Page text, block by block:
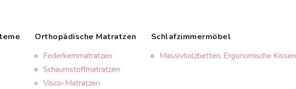
Orthopädische Matratzen
Federkernmatratzen
Schaumstoffmatratzen
Visco-Matratzen
Schlafzimmermöbel
Massivholzbetten, Ergonomische Kissen